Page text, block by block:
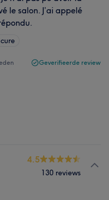
le salon. J’ai appelé
Geverifieerde review
4.5
130 reviews